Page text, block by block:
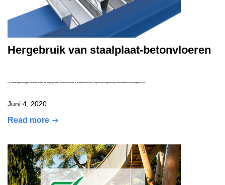
Hergebruik van staalplaat-betonvloeren
De unieke eigenschappen van staal maken het mogelijk stalen bouwconstructies te leveren die flexibel, aanpasbaar en gemakkelijk demonteerbaar voor hergebruik zijn.
Juni 4, 2020
Read more